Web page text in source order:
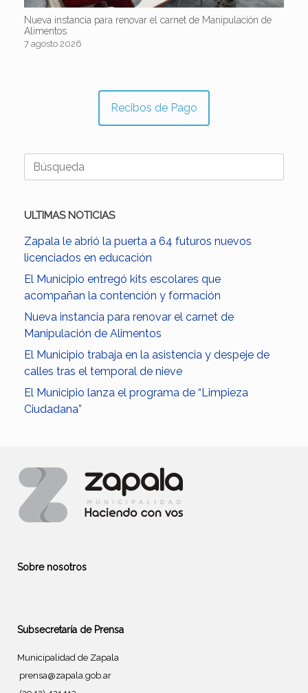
Nueva instancia para renovar el carnet de Manipulación de
Alimentos
7 agosto 2026
Recibos de Pago
Buscar:
ULTIMAS NOTICIAS
Zapala le abrió la puerta a 64 futuros nuevos
licenciados en educación
El Municipio entregó kits escolares que
acompañan la contención y formación
Nueva instancia para renovar el carnet de
Manipulación de Alimentos
El Municipio trabaja en la asistencia y despeje de
calles tras el temporal de nieve
El Municipio lanza el programa de “Limpieza
Ciudadana”
Sobre nosotros
Subsecretaría de Prensa
Municipalidad de Zapala
prensa@zapala.gob.ar